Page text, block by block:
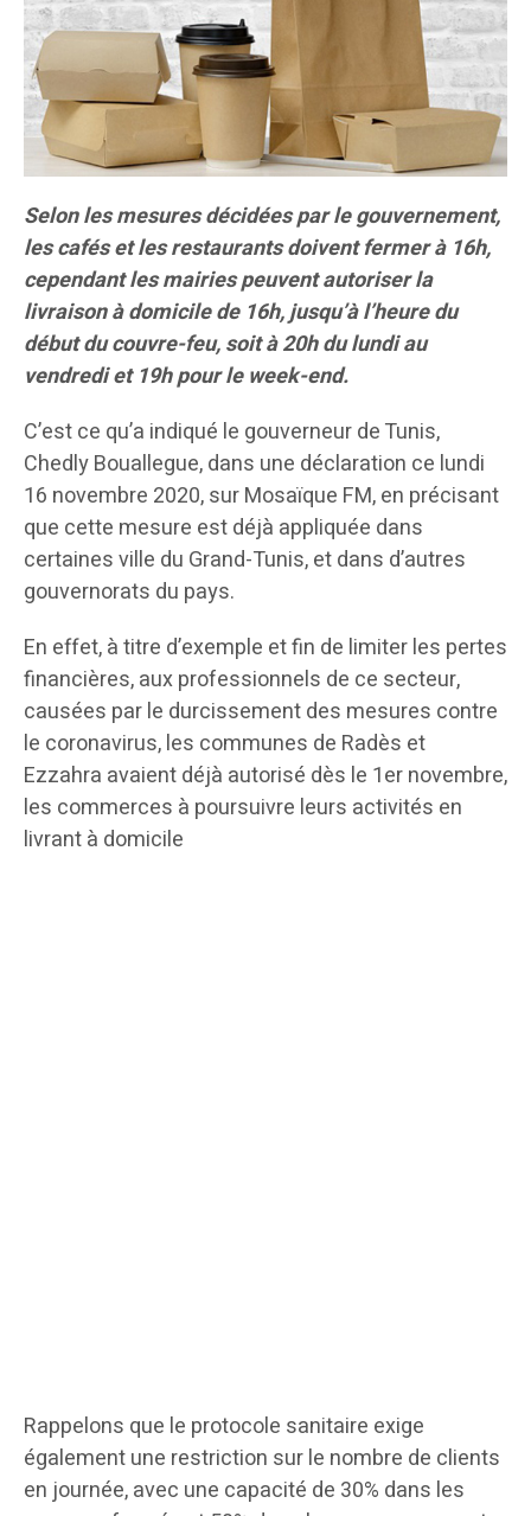
Selon les mesures décidées par le gouvernement,
les cafés et les restaurants doivent fermer à 16h,
cependant les mairies peuvent autoriser la
livraison à domicile de 16h, jusqu’à l’heure du
début du couvre-feu, soit à 20h du lundi au
vendredi et 19h pour le week-end.
C’est ce qu’a indiqué le gouverneur de Tunis,
Chedly Bouallegue, dans une déclaration ce lundi
16 novembre 2020, sur Mosaïque FM, en précisant
que cette mesure est déjà appliquée dans
certaines ville du Grand-Tunis, et dans d’autres
gouvernorats du pays.
En effet, à titre d’exemple et fin de limiter les pertes
financières, aux professionnels de ce secteur,
causées par le durcissement des mesures contre
le coronavirus, les communes de Radès et
Ezzahra avaient déjà autorisé dès le 1er novembre,
les commerces à poursuivre leurs activités en
livrant à domicile
Rappelons que le protocole sanitaire exige
également une restriction sur le nombre de clients
en journée, avec une capacité de 30% dans les